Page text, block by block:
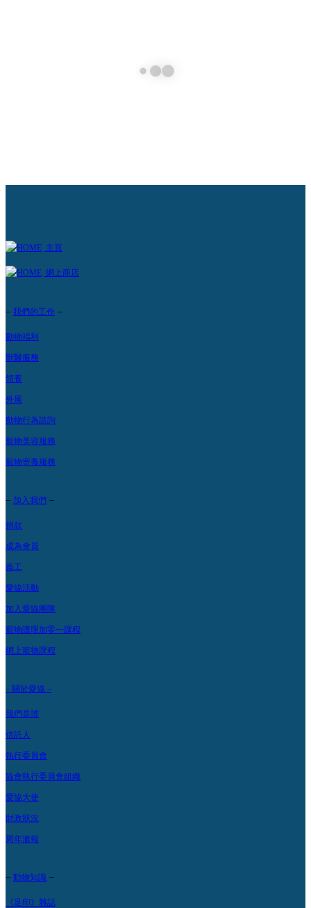
劃，因為有些暫養父母在照顧了動物一段時間後，或會正式領
主頁
網上商店
– 我們的工作 –
動物福利
獸醫服務
領養
外展
動物行為諮詢
寵物美容服務
寵物寄養服務
– 加入我們 –
捐款
成為會員
義工
愛協活動
加入愛協團隊
寵物護理加零一課程
網上寵物課程
– 關於愛協 –
我們是誰
信託人
執行委員會
協會執行委員會組織
愛協大使
財政狀況
周年滙報
– 動物知識 –
《足印》雜誌